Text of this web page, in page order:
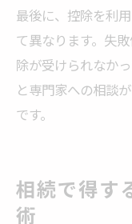
最後に、控除を利
て異なります。失
除が受けられなか
と専門家への相談
です。
相続で得す
術